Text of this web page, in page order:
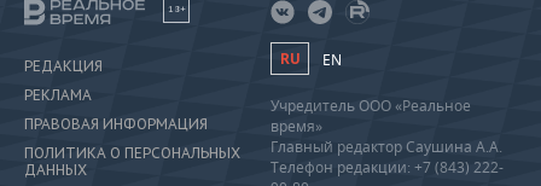
18+
РЕДАКЦИЯ
РЕКЛАМА
ПРАВОВАЯ ИНФОРМАЦИЯ
ПОЛИТИКА О ПЕРСОНАЛЬНЫХ
ДАННЫХ
RU EN
Учредитель ООО «Реальное
время»
Главный редактор Саушина А.А.
Телефон редакции: +7 (843) 222-